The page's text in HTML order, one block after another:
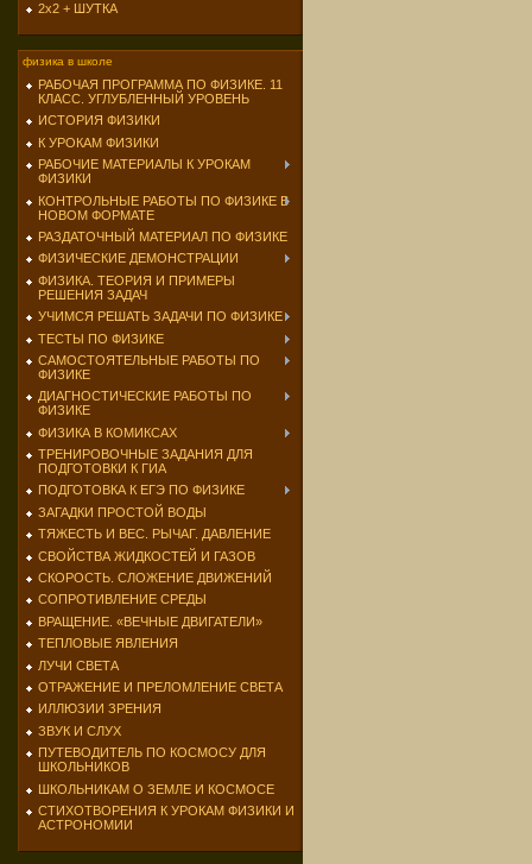
2х2 + ШУТКА
физика в школе
РАБОЧАЯ ПРОГРАММА ПО ФИЗИКЕ. 11
КЛАСС. УГЛУБЛЕННЫЙ УРОВЕНЬ
ИСТОРИЯ ФИЗИКИ
К УРОКАМ ФИЗИКИ
РАБОЧИЕ МАТЕРИАЛЫ К УРОКАМ
ФИЗИКИ
КОНТРОЛЬНЫЕ РАБОТЫ ПО ФИЗИКЕ В
НОВОМ ФОРМАТЕ
РАЗДАТОЧНЫЙ МАТЕРИАЛ ПО ФИЗИКЕ
ФИЗИЧЕСКИЕ ДЕМОНСТРАЦИИ
ФИЗИКА. ТЕОРИЯ И ПРИМЕРЫ
РЕШЕНИЯ ЗАДАЧ
УЧИМСЯ РЕШАТЬ ЗАДАЧИ ПО ФИЗИКЕ
ТЕСТЫ ПО ФИЗИКЕ
САМОСТОЯТЕЛЬНЫЕ РАБОТЫ ПО
ФИЗИКЕ
ДИАГНОСТИЧЕСКИЕ РАБОТЫ ПО
ФИЗИКЕ
ФИЗИКА В КОМИКСАХ
ТРЕНИРОВОЧНЫЕ ЗАДАНИЯ ДЛЯ
ПОДГОТОВКИ К ГИА
ПОДГОТОВКА К ЕГЭ ПО ФИЗИКЕ
ЗАГАДКИ ПРОСТОЙ ВОДЫ
ТЯЖЕСТЬ И ВЕС. РЫЧАГ. ДАВЛЕНИЕ
СВОЙСТВА ЖИДКОСТЕЙ И ГАЗОВ
СКОРОСТЬ. СЛОЖЕНИЕ ДВИЖЕНИЙ
СОПРОТИВЛЕНИЕ СРЕДЫ
ВРАЩЕНИЕ. «ВЕЧНЫЕ ДВИГАТЕЛИ»
ТЕПЛОВЫЕ ЯВЛЕНИЯ
ЛУЧИ СВЕТА
ОТРАЖЕНИЕ И ПРЕЛОМЛЕНИЕ СВЕТА
ИЛЛЮЗИИ ЗРЕНИЯ
ЗВУК И СЛУХ
ПУТЕВОДИТЕЛЬ ПО КОСМОСУ ДЛЯ
ШКОЛЬНИКОВ
ШКОЛЬНИКАМ О ЗЕМЛЕ И КОСМОСЕ
СТИХОТВОРЕНИЯ К УРОКАМ ФИЗИКИ И
АСТРОНОМИИ